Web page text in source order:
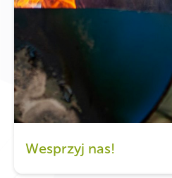
Wesprzyj nas!